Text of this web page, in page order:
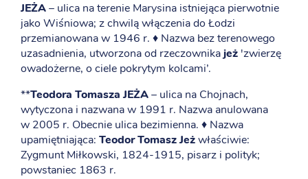
JEŻA– ulica na terenie Marysina istniejąca pierwotnie
jako Wiśniowa; z chwilą włączenia do Łodzi
przemianowana w 1946 r. ♦ Nazwa bez terenowego
uzasadnienia, utworzona od rzeczownikajeż 'zwierzę
owadożerne, o ciele pokrytym kolcami’.
**Teodora Tomasza JEŻA– ulica na Chojnach,
wytyczona i nazwana w 1991 r. Nazwa anulowana
w 2005 r. Obecnie ulica bezimienna. ♦ Nazwa
upamiętniająca: Teodor Tomasz Jeżwłaściwie:
Zygmunt Miłkowski, 1824-1915, pisarz i polityk;
powstaniec 1863 r.